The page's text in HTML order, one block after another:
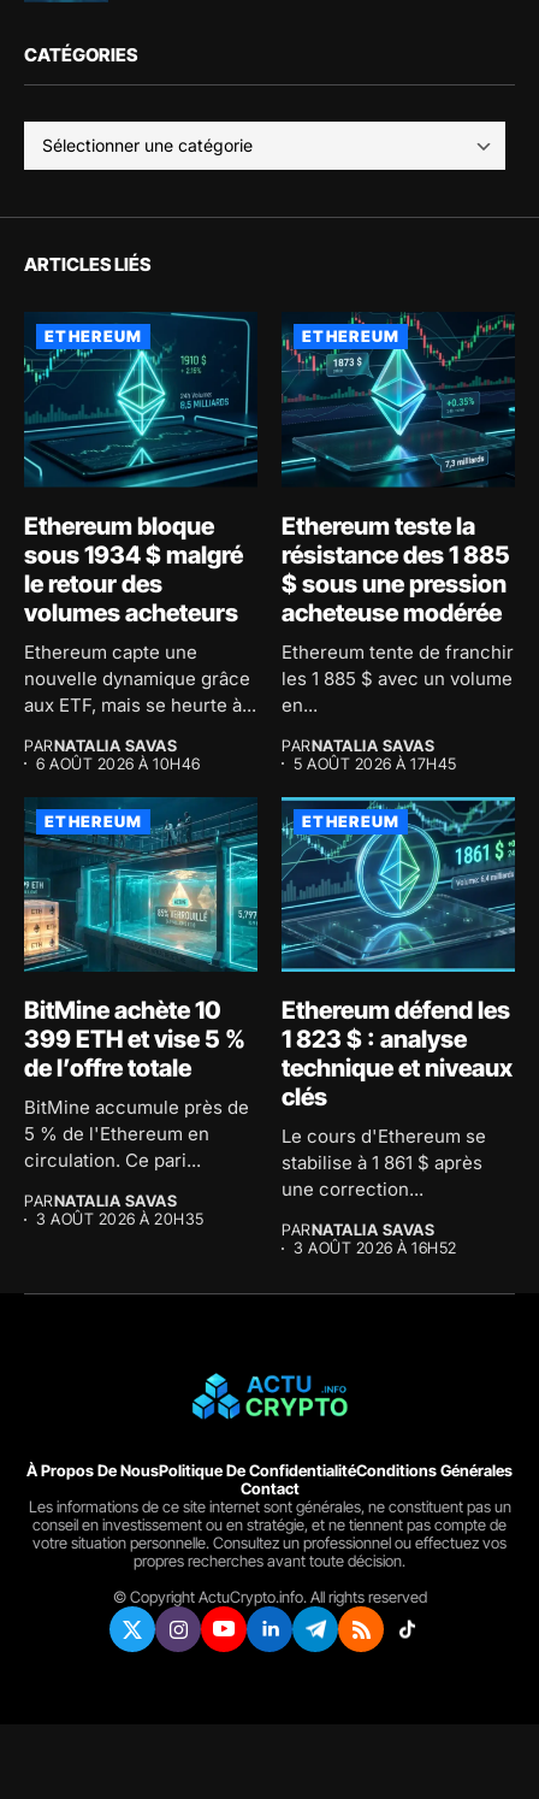
CATÉGORIES
ARTICLES LIÉS
ETHEREUM
Ethereum bloque
sous 1934 $ malgré
le retour des
volumes acheteurs
Ethereum capte une
nouvelle dynamique grâce
aux ETF, mais se heurte à...
PARNATALIA SAVAS
6 AOÛT 2026 À 10H46
ETHEREUM
Ethereum teste la
résistance des 1 885
$ sous une pression
acheteuse modérée
Ethereum tente de franchir
les 1 885 $ avec un volume
en...
PARNATALIA SAVAS
5 AOÛT 2026 À 17H45
ETHEREUM
BitMine achète 10
399 ETH et vise 5 %
de l’offre totale
BitMine accumule près de
5 % de l'Ethereum en
circulation. Ce pari...
PARNATALIA SAVAS
3 AOÛT 2026 À 20H35
ETHEREUM
Ethereum défend les
1 823 $ : analyse
technique et niveaux
clés
Le cours d'Ethereum se
stabilise à 1 861 $ après
une correction...
PARNATALIA SAVAS
3 AOÛT 2026 À 16H52
À Propos De NousPolitique De ConfidentialitéConditions Générales
Contact
Les informations de ce site internet sont générales, ne constituent pas un
conseil en investissement ou en stratégie, et ne tiennent pas compte de
votre situation personnelle. Consultez un professionnel ou effectuez vos
propres recherches avant toute décision.
© Copyright ActuCrypto.info. All rights reserved